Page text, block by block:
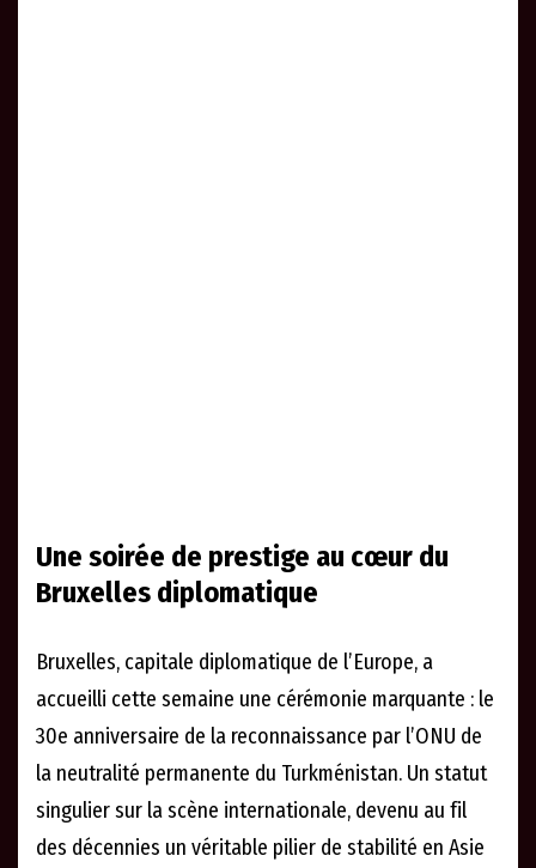
Une soirée de prestige au cœur du
Bruxelles diplomatique
Bruxelles, capitale diplomatique de l’Europe, a
accueilli cette semaine une cérémonie marquante : le
30e anniversaire de la reconnaissance par l’ONU de
la neutralité permanente du Turkménistan. Un statut
singulier sur la scène internationale, devenu au fil
des décennies un véritable pilier de stabilité en Asie